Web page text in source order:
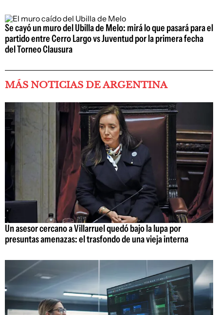
Se cayó un muro del Ubilla de Melo: mirá lo que pasará para el
partido entre Cerro Largo vs Juventud por la primera fecha
del Torneo Clausura
MÁS NOTICIAS DE ARGENTINA
Un asesor cercano a Villarruel quedó bajo la lupa por
presuntas amenazas: el trasfondo de una vieja interna